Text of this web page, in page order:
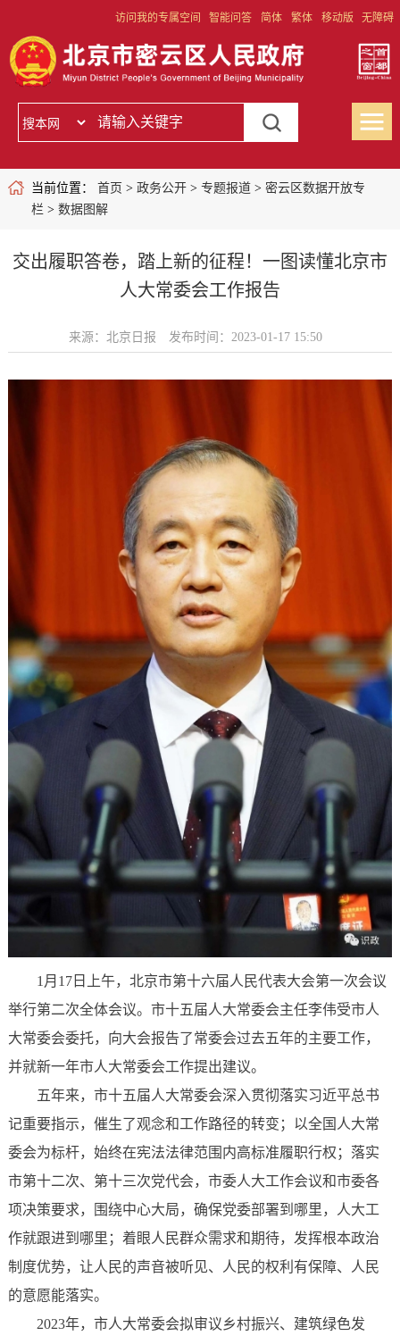
访问我的专属空间 智能问答 简体 繁体 移动版 无障碍
当前位置： 首页 > 政务公开> 专题报道> 密云区数据开放专
栏 > 数据图解
交出履职答卷，踏上新的征程！一图读懂北京市
人大常委会工作报告
来源：北京日报 发布时间：2023-01-17 15:50
1月17日上午，北京市第十六届人民代表大会第一次会议
举行第二次全体会议。市十五届人大常委会主任李伟受市人
大常委会委托，向大会报告了常委会过去五年的主要工作，
并就新一年市人大常委会工作提出建议。
五年来，市十五届人大常委会深入贯彻落实习近平总书
记重要指示，催生了观念和工作路径的转变；以全国人大常
委会为标杆，始终在宪法法律范围内高标准履职行权；落实
市第十二次、第十三次党代会，市委人大工作会议和市委各
项决策要求，围绕中心大局，确保党委部署到哪里，人大工
作就跟进到哪里；着眼人民群众需求和期待，发挥根本政治
制度优势，让人民的声音被听见、人民的权利有保障、人民
的意愿能落实。
2023年，市人大常委会拟审议乡村振兴、建筑绿色发